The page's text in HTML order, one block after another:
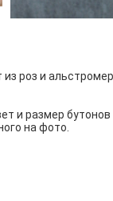
из роз и
и размер
на фото.